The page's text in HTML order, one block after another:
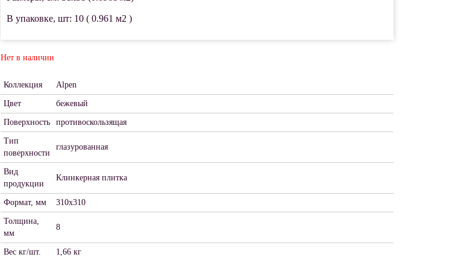
В упаковке, шт: 10 ( 0.961 м2 )
Нет в наличии
Коллекция Alpen
Цвет бежевый
Поверхность противоскользящая
Тип
поверхности
глазурованная
Вид
продукции
Клинкерная плитка
Формат, мм 310x310
Толщина,
мм
8
Вес кг/шт. 1,66 кг